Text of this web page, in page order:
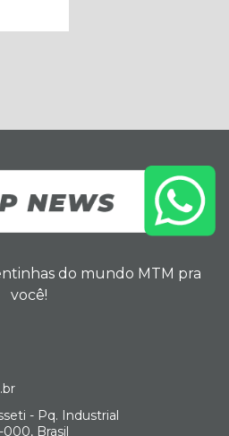
do mundo MTM pra
você!
- Pq. Industrial
Brasil